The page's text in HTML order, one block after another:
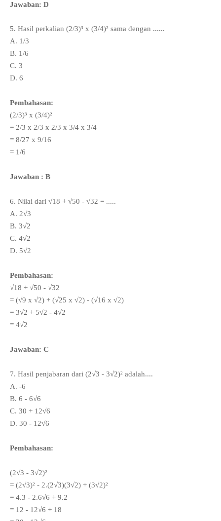
Jawaban: D
5. Hasil perkalian (2/3)³ x (3/4)² sama dengan ......
A. 1/3
B. 1/6
C. 3
D. 6
Pembahasan:
(2/3)³ x (3/4)²
= 2/3 x 2/3 x 2/3 x 3/4 x 3/4
= 8/27 x 9/16
= 1/6
Jawaban : B
6. Nilai dari √18 + √50 - √32 = .....
A. 2√3
B. 3√2
C. 4√2
D. 5√2
Pembahasan:
√18 + √50 - √32
= (√9 x √2) + (√25 x √2) - (√16 x √2)
= 3√2 + 5√2 - 4√2
= 4√2
Jawaban: C
7. Hasil penjabaran dari (2√3 - 3√2)² adalah....
A. -6
B. 6 - 6√6
C. 30 + 12√6
D. 30 - 12√6
Pembahasan:
(2√3 - 3√2)²
= (2√3)² - 2.(2√3)(3√2) + (3√2)²
= 4.3 - 2.6√6 + 9.2
= 12 - 12√6 + 18